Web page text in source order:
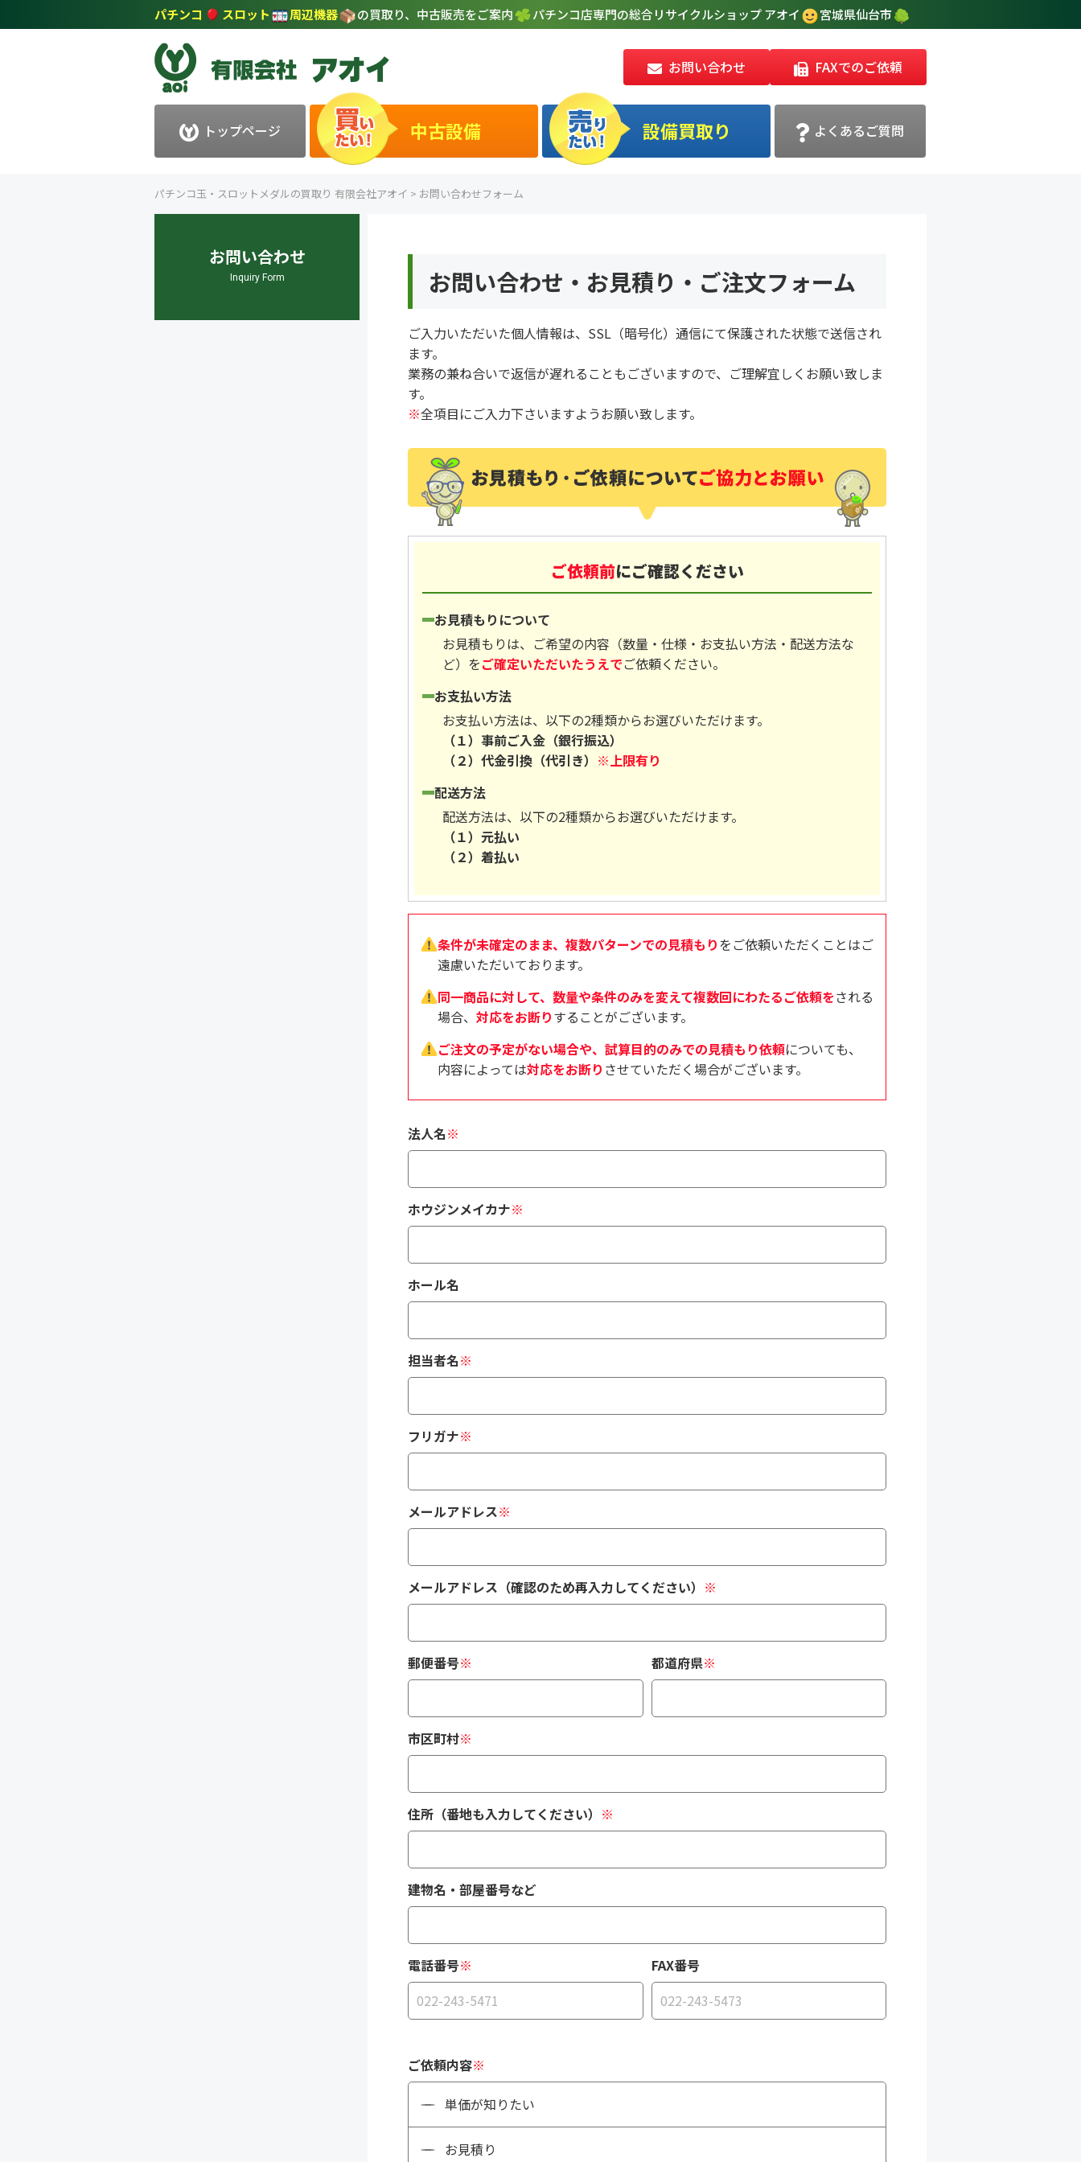
パチンコ スロット 周辺機器 の買取り、中古販売をご案内 パチンコ店専門の総合リサイクルショップ アオイ 宮城県仙台市
お問い合わせ FAXでのご依頼
トップページ 中古設備 設備買取り よくあるご質問
パチンコ玉・スロットメダルの買取り 有限会社アオイ > お問い合わせフォーム
お問い合わせ
Inquiry Form お問い合わせ・お見積り・ご注文フォーム
ご入力いただいた個人情報は、SSL（暗号化）通信にて保護された状態で送信され
ます。
業務の兼ね合いで返信が遅れることもございますので、ご理解宜しくお願い致しま
す。
※全項目にご入力下さいますようお願い致します。
ご依頼前にご確認ください
お見積もりについて
お見積もりは、ご希望の内容（数量・仕様・お支払い方法・配送方法な
ど）をご確定いただいたうえでご依頼ください。
お支払い方法
お支払い方法は、以下の2種類からお選びいただけます。
（１）事前ご入金（銀行振込）
（２）代金引換（代引き） ※上限有り
配送方法
配送方法は、以下の2種類からお選びいただけます。
（１）元払い
（２）着払い
条件が未確定のまま、複数パターンでの見積もりをご依頼いただくことはご
遠慮いただいております。
同一商品に対して、数量や条件のみを変えて複数回にわたるご依頼をされる
場合、 対応をお断りすることがございます。
ご注文の予定がない場合や、試算目的のみでの見積もり依頼についても、
内容によっては対応をお断り させていただく場合がございます。
法人名※
ホウジンメイカナ※
ホール名
担当者名※
フリガナ※
メールアドレス※
メールアドレス（確認のため再入力してください） ※
郵便番号※ 都道府県※
市区町村※
住所（番地も入力してください） ※
建物名・部屋番号など
電話番号※ FAX番号
ご依頼内容※
単価が知りたい
お見積り